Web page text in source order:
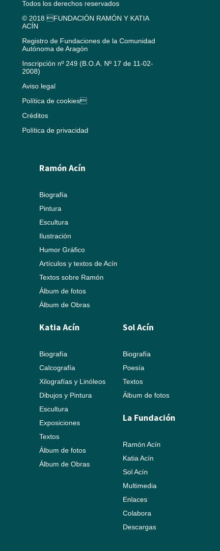
Todos los derechos reservados
© 2018 FUNDACIÓN RAMÓN Y KATIA
ACÍN
Registro de Fundaciones de la Comunidad
Autónoma de Aragón
Inscripción nº 249 (B.O.A. Nº 17 de 11-02-
2008)
Aviso legal
Política de cookies
Créditos
Política de privacidad
Ramón Acín
Biografía
Pintura
Escultura
Ilustración
Humor Gráfico
Artículos y textos de Acín
Textos sobre Ramón
Álbum de fotos
Álbum de Obras
Katia Acín
Biografía
Calcografía
Xilografías y Linóleos
Dibujos y Pintura
Escultura
Exposiciones
Textos
Álbum de fotos
Álbum de Obras
Sol Acín
Biografía
Poesía
Textos
Álbum de fotos
La Fundación
Ramón Acín
Katia Acín
Sol Acín
Multimedia
Enlaces
Colabora
Descargas